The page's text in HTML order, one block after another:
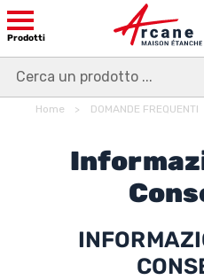
Prodotti
Home DOMANDE FREQUENTI